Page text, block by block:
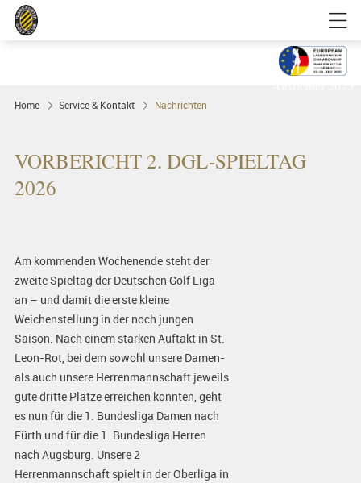
Home Service & Kontakt Nachrichten
VORBERICHT 2. DGL-SPIELTAG
2026
Am kommenden Wochenende steht der
zweite Spieltag der Deutschen Golf Liga
an – und damit die erste kleine
Weichenstellung in der noch jungen
Saison. Nach einem starken Auftakt in St.
Leon-Rot, bei dem sowohl unsere Damen-
als auch unsere Herrenmannschaft jeweils
gute dritte Plätze erreichen konnten, geht
es nun für die 1. Bundesliga Damen nach
Fürth und für die 1. Bundesliga Herren
nach Augsburg. Unsere 2
Herrenmannschaft spielt in der Oberliga in